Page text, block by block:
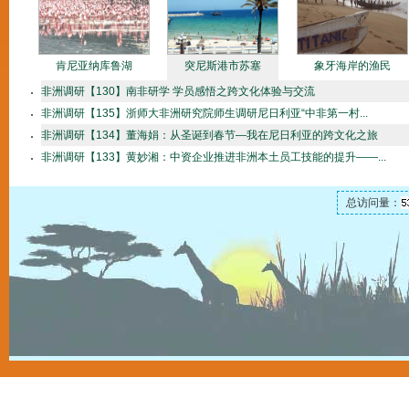
肯尼亚纳库鲁湖 突尼斯港市苏塞
象牙海岸的渔民
非洲调研【130】南非研学 学员感悟之跨文化体验与交流
非洲调研【135】浙师大非洲研究院师生调研尼日利亚“中非第一村...
非洲调研【134】董海娟：从圣诞到春节—我在尼日利亚的跨文化之旅
非洲调研【133】黄妙湘：中资企业推进非洲本土员工技能的提升——...
总访问量：